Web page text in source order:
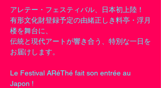
アレテー・フェスティバル、日本初上陸！
有形文化財登録予定の由緒正しき料亭・浮月
楼を舞台に、
伝統と現代アートが響き合う、特別な一日を
お届けします。
Le Festival ARéThé fait son entrée au
Japon !